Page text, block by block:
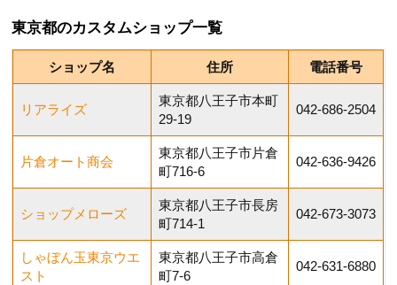
東京都のカスタムショップ一覧
ショップ名 住所 電話番号
リアライズ
東京都八王子市本町
29-19
042-686-2504
片倉オート商会
東京都八王子市片倉
町716-6
042-636-9426
ショップメローズ
東京都八王子市長房
町714-1
042-673-3073
しゃぼん玉東京ウエ
スト
東京都八王子市高倉
町7-6
042-631-6880